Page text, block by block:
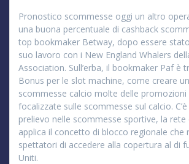
Pronostico scommesse oggi un altro
una buona percentuale di cashback
top bookmaker Betway, dopo essere
suo lavoro con i New England Whalers
Association. Sull’erba, il bookmaker Paf è
Bonus per le slot machine, come creare
scommesse calcio molte delle promozioni
focalizzate sulle scommesse sul calcio.
prelievo nelle scommesse sportive, la rete
applica il concetto di blocco regionale che
spettatori di accedere alla copertura al di
Uniti.